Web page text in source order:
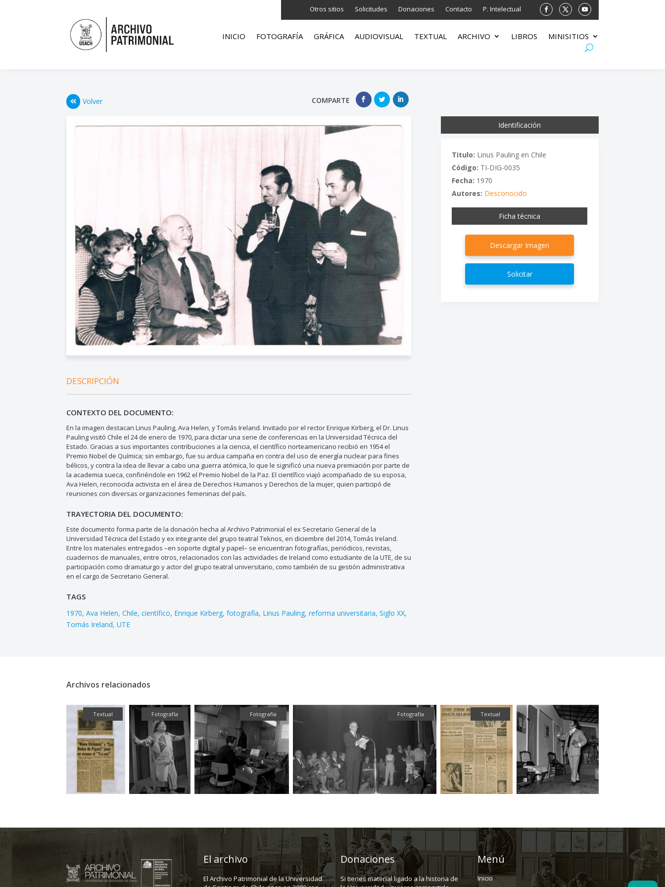
Otros sitios Solicitudes Donaciones Contacto P. Intelectual
INICIO FOTOGRAFÍA GRÁFICA AUDIOVISUAL TEXTUAL ARCHIVO LIBROS MINISITIOS
Volver COMPARTE
DESCRIPCIÓN
CONTEXTO DEL DOCUMENTO:
En la imagen destacan Linus Pauling, Ava Helen, y Tomás Ireland. Invitado por el rector Enrique Kirberg, el Dr. Linus
Pauling visitó Chile el 24 de enero de 1970, para dictar una serie de conferencias en la Universidad Técnica del
Estado. Gracias a sus importantes contribuciones a la ciencia, el científico norteamericano recibió en 1954 el
Premio Nobel de Química; sin embargo, fue su ardua campaña en contra del uso de energía nuclear para fines
bélicos, y contra la idea de llevar a cabo una guerra atómica, lo que le significó una nueva premiación por parte de
la academia sueca, confiriéndole en 1962 el Premio Nobel de la Paz. El científico viajó acompañado de su esposa,
Ava Helen, reconocida activista en el área de Derechos Humanos y Derechos de la mujer, quien participó de
reuniones con diversas organizaciones femeninas del país.
TRAYECTORIA DEL DOCUMENTO:
Este documento forma parte de la donación hecha al Archivo Patrimonial el ex Secretario General de la
Universidad Técnica del Estado y ex integrante del grupo teatral Teknos, en diciembre del 2014, Tomás Ireland.
Entre los materiales entregados –en soporte digital y papel– se encuentran fotografías, periódicos, revistas,
cuadernos de manuales, entre otros, relacionados con las actividades de Ireland como estudiante de la UTE, de su
participación como dramaturgo y actor del grupo teatral universitario, como también de su gestión administrativa
en el cargo de Secretario General.
TAGS
1970 Ava Helen Chile científico Enrique Kirberg fotografía Linus Pauling reforma universitaria Siglo XX
Tomás Ireland UTE
Identificación
Titulo: Linus Pauling en Chile
Código: TI-DIG-0035
Fecha: 1970
Autores: Desconocido
Ficha técnica
Descargar Imagen
Solicitar
Archivos relacionados
Textual Fotografía Fotografía Fotografía Textual
El archivo
El Archivo Patrimonial de la Universidad
Donaciones
Si tienes material ligado a la historia de
Menú
Inicio